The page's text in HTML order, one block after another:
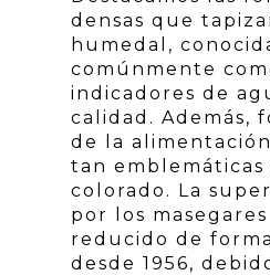
densas que
humedal,
comúnmente
indicadores de
calidad. Además,
de la
tan emblemáticas
colorado. La
por los masegares
reducido de
desde 1956,